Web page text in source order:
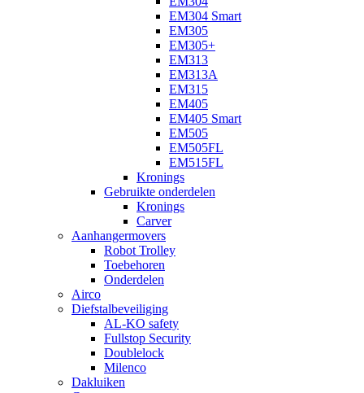
EM304 Smart
EM305
EM305+
EM313
EM313A
EM315
EM405
EM405 Smart
EM505
EM505FL
EM515FL
Kronings
Gebruikte onderdelen
Kronings
Carver
Aanhangermovers
Robot Trolley
Toebehoren
Onderdelen
Airco
Diefstalbeveiliging
AL-KO safety
Fullstop Security
Doublelock
Milenco
Dakluiken